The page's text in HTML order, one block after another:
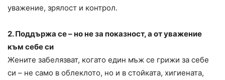
уважение, зрялост и контрол.
2. Поддържа се – но не за показност, а от уважение
към себе си
Жените забелязват, когато един мъж се грижи за себе
си – не само в облеклото, но и в стойката, хигиената,